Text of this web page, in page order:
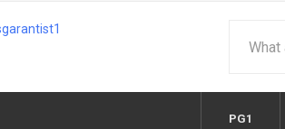
PG1